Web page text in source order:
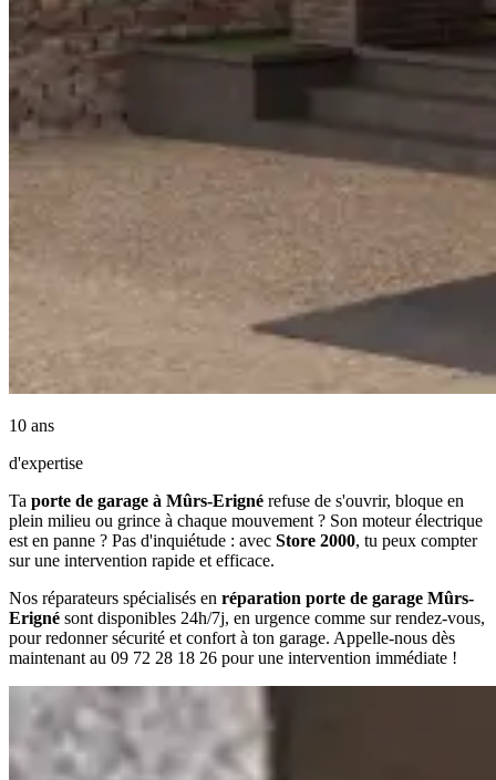
10 ans
d'expertise
Ta porte de garage à Mûrs-Erigné refuse de s'ouvrir, bloque en
plein milieu ou grince à chaque mouvement ? Son moteur électrique
est en panne ? Pas d'inquiétude : avec Store 2000, tu peux compter
sur une intervention rapide et efficace.
Nos réparateurs spécialisés en réparation porte de garage Mûrs-
Erigné sont disponibles 24h/7j, en urgence comme sur rendez-vous,
pour redonner sécurité et confort à ton garage. Appelle-nous dès
maintenant au 09 72 28 18 26 pour une intervention immédiate !